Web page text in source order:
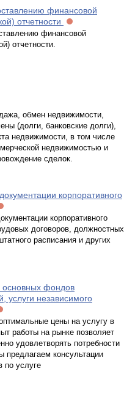
финансовой
отчетности
финансовой
отчетности.
обмен недвижимости,
(долги, банковские долги),
недвижимости, в том числе
недвижимостью и
сделок.
корпоративного
корпоративного
договоров, должностных
расписания и других
основных фондов
услуги независимого
цены на услугу в
работы на рынке позволяет
удовлетворять потребности
предлагаем консультации
по услуге